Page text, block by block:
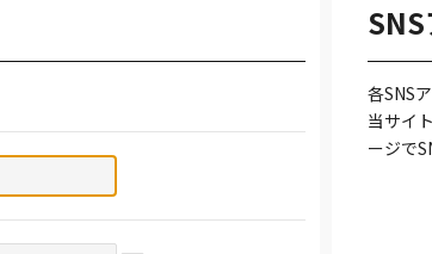
各SNS
当サイ
ージで